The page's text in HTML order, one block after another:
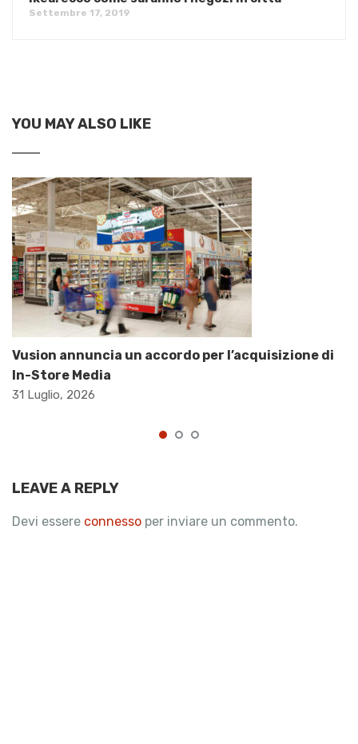
Settembre 17, 2019
YOU MAY ALSO LIKE
Vusion annuncia un accordo per l’acquisizione di
In-Store Media
31 Luglio, 2026
LEAVE A REPLY
Devi essere connesso per inviare un commento.